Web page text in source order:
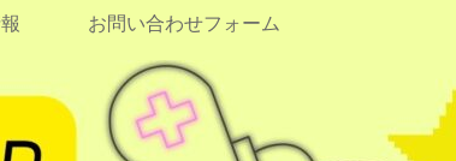
お問い合わせフォーム